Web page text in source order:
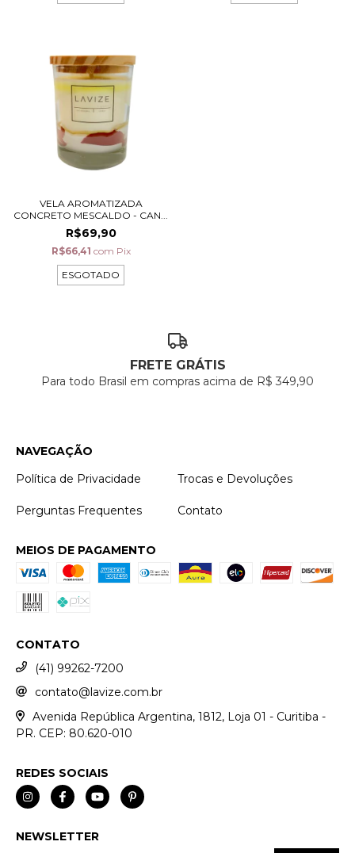
VELA AROMATIZADA
CONCRETO MESCALDO - CAN...
R$69,90
R$66,41 com Pix
ESGOTADO
FRETE GRÁTIS
Para todo Brasil em compras acima de R$ 349,90
NAVEGAÇÃO
Política de Privacidade
Trocas e Devoluções
Perguntas Frequentes Contato
MEIOS DE PAGAMENTO
CONTATO
(41) 99262-7200
contato@lavize.com.br
Avenida República Argentina, 1812, Loja 01 - Curitiba -
PR. CEP: 80.620-010
REDES SOCIAIS
NEWSLETTER